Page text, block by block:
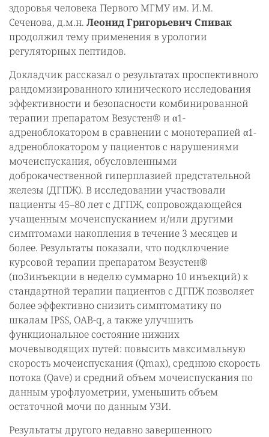
здоровья человека Первого МГМУ им. И.М.
Сеченова, д.м.н. Леонид Григорьевич Спивак
продолжил тему применения в урологии
регуляторных пептидов.
Докладчик рассказал о результатах проспективного
рандомизированного клинического исследования
эффективности и безопасности комбинированной
терапии препаратом Везустен® и α1-
адреноблокатором в сравнении с монотерапией α1-
адреноблокатором у пациентов с нарушениями
мочеиспускания, обусловленными
доброкачественной гиперплазией предстательной
железы (ДГПЖ). В исследовании участвовали
пациенты 45–80 лет с ДГПЖ, сопровождающейся
учащенным мочеиспусканием и/или другими
симптомами накопления в течение 3 месяцев и
более. Результаты показали, что подключение
курсовой терапии препаратом Везустен®
(по3инъекции в неделю суммарно 10 инъекций) к
стандартной терапии пациентов с ДГПЖ позволяет
более эффективно снизить симптоматику по
шкалам IPSS, OAB-q, а также улучшить
функциональное состояние нижних
мочевыводящих путей: повысить максимальную
скорость мочеиспускания (Qmax), среднюю скорость
потока (Qave) и средний объем мочеиспускания по
данным урофлуометрии, уменьшить объем
остаточной мочи по данным УЗИ.
Результаты другого недавно завершенного